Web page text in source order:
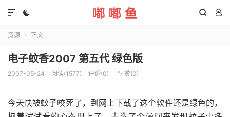
  

资源  正文
电子蚊香2007 第五代 绿色版
2007-05-24 阅读(1577) 评论(0)  赞(0)
今天快被蚊子咬死了，到网上下载了这个软件还是绿色的，